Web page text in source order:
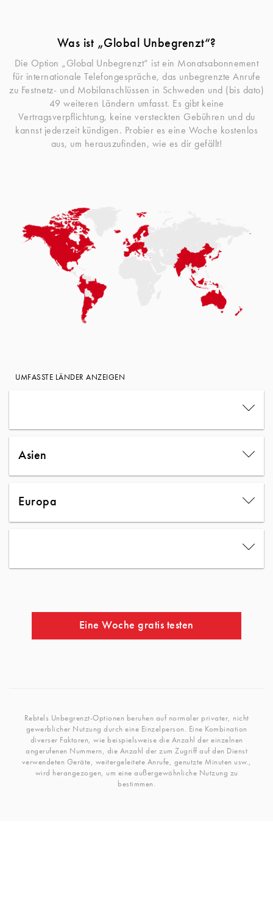
Was ist „Global Unbegrenzt“?
Die Option „Global Unbegrenzt“ ist ein Monatsabonnement
für internationale Telefongespräche, das unbegrenzte Anrufe
zu Festnetz- und Mobilanschlüssen in Schweden und (bis dato)
49 weiteren Ländern umfasst. Es gibt keine
Vertragsverpflichtung, keine versteckten Gebühren und du
kannst jederzeit kündigen. Probier es eine Woche kostenlos
aus, um herauszufinden, wie es dir gefällt!
UMFASSTE LÄNDER ANZEIGEN
Asien
Europa
Eine Woche gratis testen
Rebtels Unbegrenzt-Optionen beruhen auf normaler privater, nicht
gewerblicher Nutzung durch eine Einzelperson. Eine Kombination
diverser Faktoren, wie beispielsweise die Anzahl der einzelnen
angerufenen Nummern, die Anzahl der zum Zugriff auf den Dienst
verwendeten Geräte, weitergeleitete Anrufe, genutzte Minuten usw.,
wird herangezogen, um eine außergewöhnliche Nutzung zu
bestimmen.